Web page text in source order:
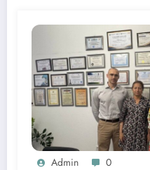
Admin 0